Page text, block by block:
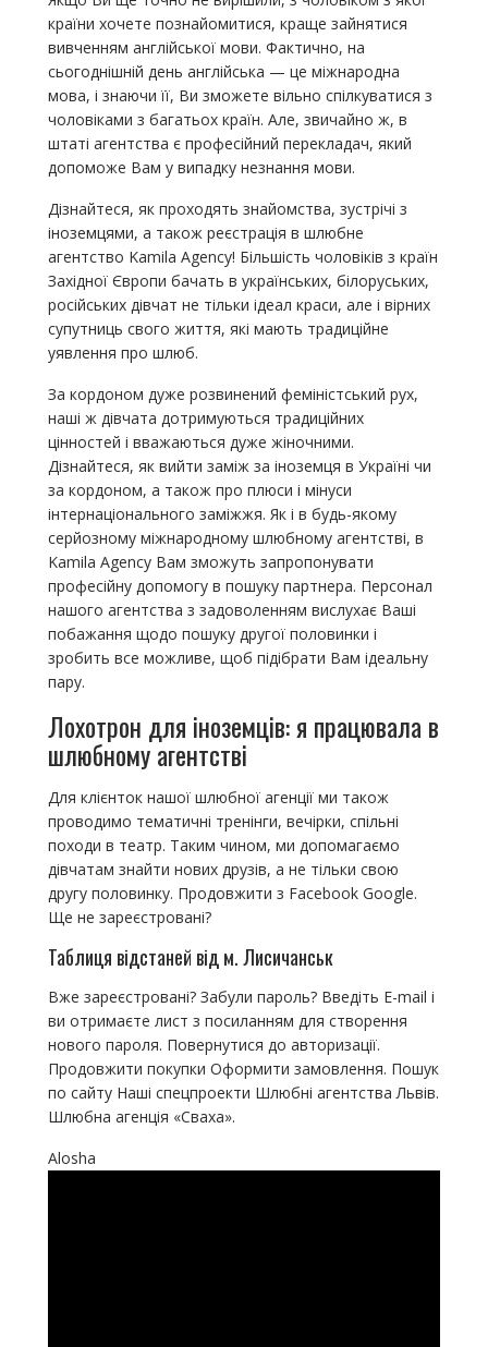
країни хочете познайомитися, краще зайнятися
вивченням англійської мови. Фактично, на
сьогоднішній день англійська — це міжнародна
мова, і знаючи її, Ви зможете вільно спілкуватися з
чоловіками з багатьох країн. Але, звичайно ж, в
штаті агентства є професійний перекладач, який
допоможе Вам у випадку незнання мови.
Дізнайтеся, як проходять знайомства, зустрічі з
іноземцями, а також реєстрація в шлюбне
агентство Kamila Agency! Більшість чоловіків з країн
Західної Європи бачать в українських, білоруських,
російських дівчат не тільки ідеал краси, але і вірних
супутниць свого життя, які мають традиційне
уявлення про шлюб.
За кордоном дуже розвинений феміністський рух,
наші ж дівчата дотримуються традиційних
цінностей і вважаються дуже жіночними.
Дізнайтеся, як вийти заміж за іноземця в Україні чи
за кордоном, а також про плюси і мінуси
інтернаціонального заміжжя. Як і в будь-якому
серйозному міжнародному шлюбному агентстві, в
Kamila Agency Вам зможуть запропонувати
професійну допомогу в пошуку партнера. Персонал
нашого агентства з задоволенням вислухає Ваші
побажання щодо пошуку другої половинки і
зробить все можливе, щоб підібрати Вам ідеальну
пару.
Лохотрон для іноземців: я працювала в
шлюбному агентстві
Для клієнток нашої шлюбної агенції ми також
проводимо тематичні тренінги, вечірки, спільні
походи в театр. Таким чином, ми допомагаємо
дівчатам знайти нових друзів, а не тільки свою
другу половинку. Продовжити з Facebook Google.
Ще не зареєстровані?
Таблиця відстаней від м. Лисичанськ
Вже зареєстровані? Забули пароль? Введіть E-mail і
ви отримаєте лист з посиланням для створення
нового пароля. Повернутися до авторизації.
Продовжити покупки Оформити замовлення. Пошук
по сайту Наші спецпроекти Шлюбні агентства Львів.
Шлюбна агенція «Сваха».
Alosha